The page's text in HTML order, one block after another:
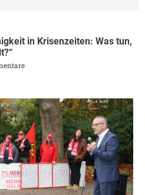
in Krisenzeiten: Was tun,